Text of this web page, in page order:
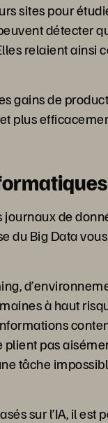
sites pour
détecter
relaient ainsi
gains de
plus
de
Big Data
à haut
pas
tâche
sur l’IA, il